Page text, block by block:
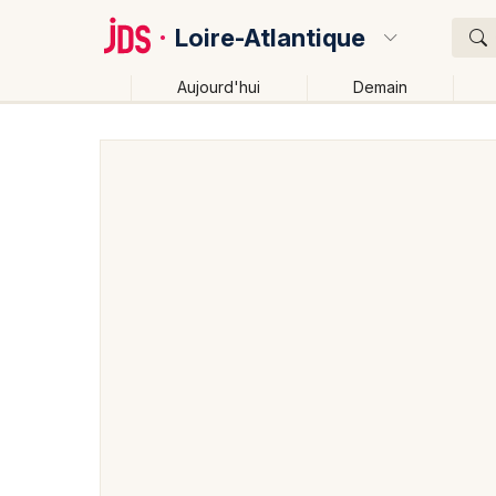
Loire-Atlantique
Aujourd'hui Demain